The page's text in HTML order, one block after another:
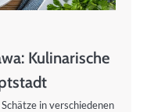
Kulinarische
in verschiedenen